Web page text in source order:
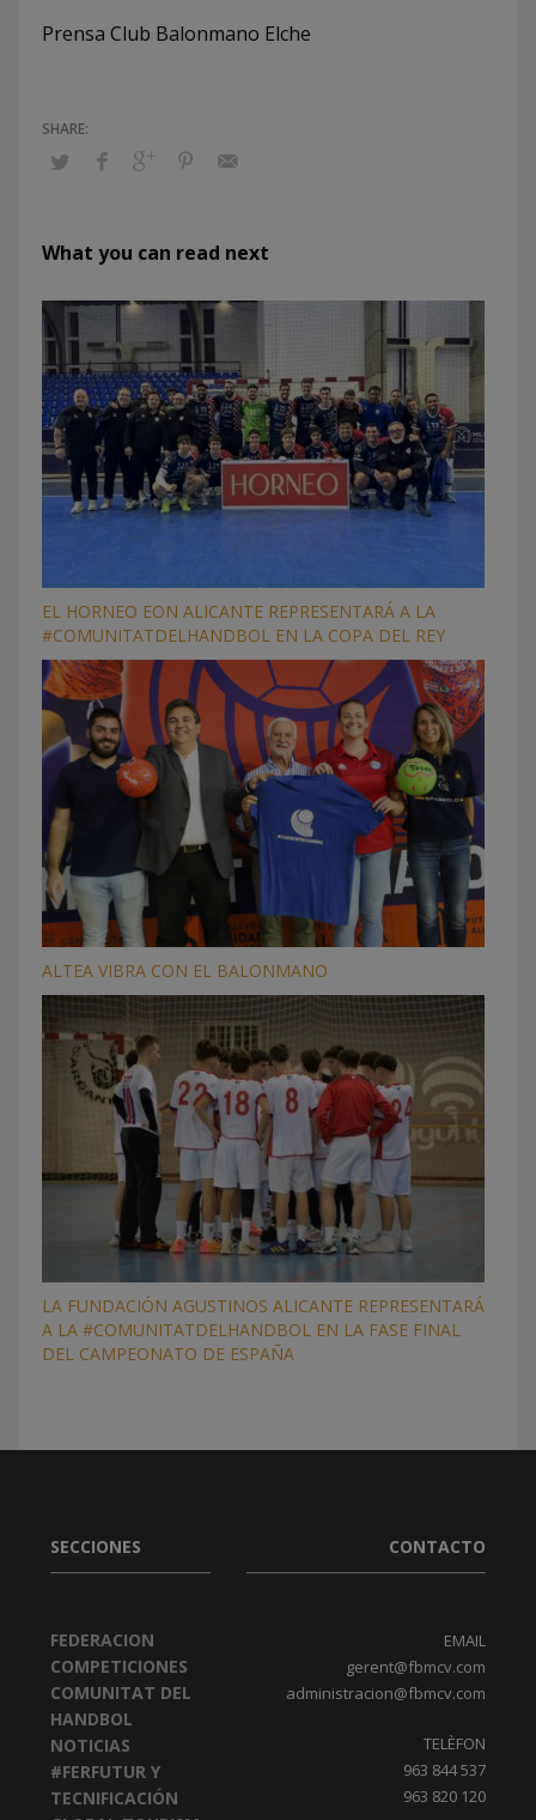
Prensa Club Balonmano Elche
What you can read next
EL HORNEO EON ALICANTE REPRESENTARÁ A LA
#COMUNITATDELHANDBOL EN LA COPA DEL REY
ALTEA VIBRA CON EL BALONMANO
LA FUNDACIÓN AGUSTINOS ALICANTE REPRESENTARÁ
A LA #COMUNITATDELHANDBOL EN LA FASE FINAL
DEL CAMPEONATO DE ESPAÑA
SECCIONES
FEDERACION
COMPETICIONES
COMUNITAT DEL
HANDBOL
NOTICIAS
#FERFUTUR Y
TECNIFICACIÓN
CONTACTO
EMAIL
gerent@fbmcv.com
administracion@fbmcv.com
TELÈFON
963 844 537
963 820 120